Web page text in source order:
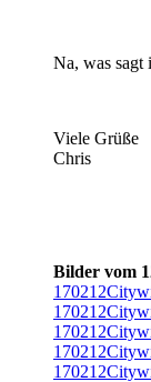
Na, was sagt
Viele Grüße
Chris
Bilder vom